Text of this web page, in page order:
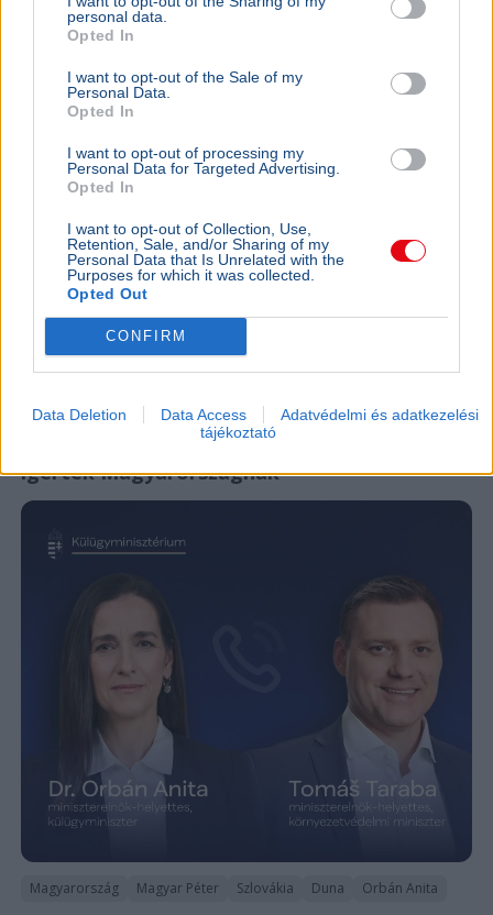
personal data.
Opted In
I want to opt-out of the Sale of my
Personal Data.
Opted In
I want to opt-out of processing my
Personal Data for Targeted Advertising.
Opted In
I want to opt-out of Collection, Use,
Retention, Sale, and/or Sharing of my
Personal Data that Is Unrelated with the
Purposes for which it was collected.
Opted Out
CONFIRM
Data Deletion Data Access
Adatvédelmi és adatkezelési
tájékoztató
BELFÖLD
Összeomlás szélén a víziközmű-rendszer:
A teljes éves bevételt a csövek
cseréjére kellene költeni
A magyar víziközmű-hálózat közel 80 százaléka
kritikus állapotban van, a csőtörések száma
pedig exponenciálisan nő. Kovács Károly szerint a
rezsicsökk...
BELFÖLD 2026. augusztus 6.
Szlovákiában is nagy a baj, mégis vizet
ígértek Magyarországnak
Magyarország Magyar Péter Szlovákia Duna Orbán Anita